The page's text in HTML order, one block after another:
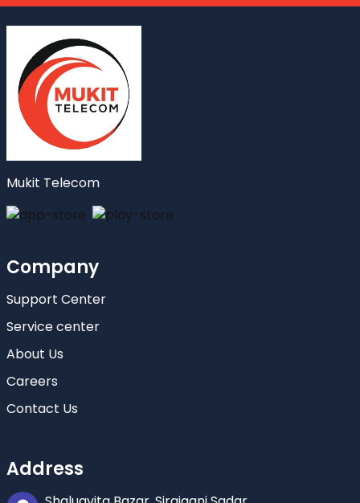
Mukit Telecom
Company
Support Center
Service center
About Us
Careers
Contact Us
Address